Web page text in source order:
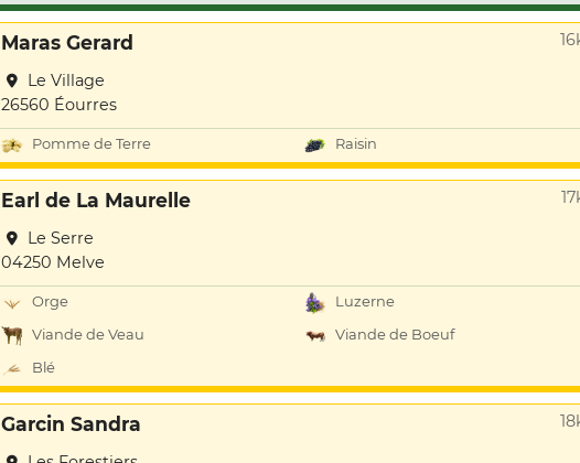
Maras Gerard
Le Village
26560 Éourres
Pomme de Terre Raisin
Earl de La Maurelle
Le Serre
04250 Melve
Orge
Luzerne
Viande de Veau
Viande de Boeuf
Blé
Garcin Sandra